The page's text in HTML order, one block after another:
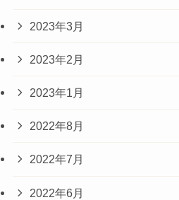
2023年3月
2023年2月
2023年1月
2022年8月
2022年7月
2022年6月